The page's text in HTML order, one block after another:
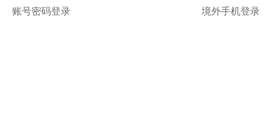
账号密码登录 境外手机登录